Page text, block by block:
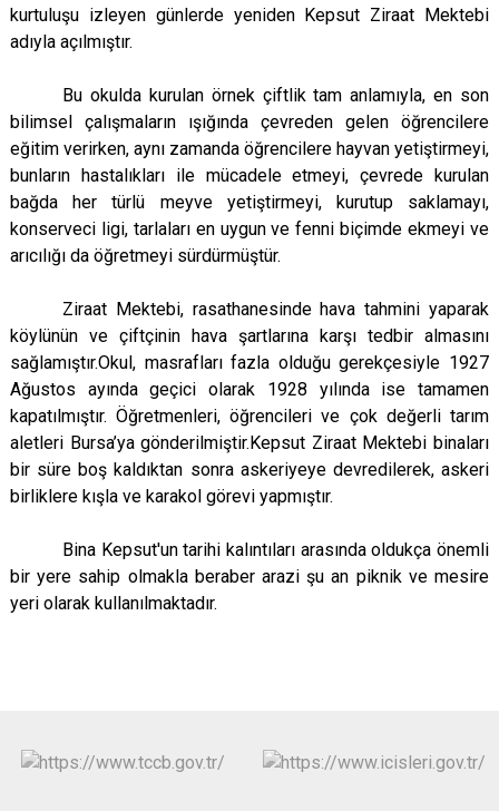
kurtuluşu izleyen günlerde yeniden Kepsut Ziraat Mektebi
adıyla açılmıştır.
Bu okulda kurulan örnek çiftlik tam anlamıyla, en son
bilimsel çalışmaların ışığında çevreden gelen öğrencilere
eğitim verirken, aynı zamanda öğrencilere hayvan yetiştirmeyi,
bunların hastalıkları ile mücadele etmeyi, çevrede kurulan
bağda her türlü meyve yetiştirmeyi, kurutup saklamayı,
konserveci ligi, tarlaları en uygun ve fenni biçimde ekmeyi ve
arıcılığı da öğretmeyi sürdürmüştür.
Ziraat Mektebi, rasathanesinde hava tahmini yaparak
köylünün ve çiftçinin hava şartlarına karşı tedbir almasını
sağlamıştır.Okul, masrafları fazla olduğu gerekçesiyle 1927
Ağustos ayında geçici olarak 1928 yılında ise tamamen
kapatılmıştır. Öğretmenleri, öğrencileri ve çok değerli tarım
aletleri Bursa’ya gönderilmiştir.Kepsut Ziraat Mektebi binaları
bir süre boş kaldıktan sonra askeriyeye devredilerek, askeri
birliklere kışla ve karakol görevi yapmıştır.
Bina Kepsut'un tarihi kalıntıları arasında oldukça önemli
bir yere sahip olmakla beraber arazi şu an piknik ve mesire
yeri olarak kullanılmaktadır.